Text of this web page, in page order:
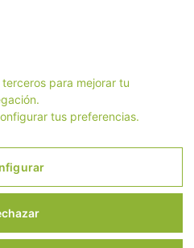
para mejorar tu
tus preferencias.
Legal
y Cookies
de compra